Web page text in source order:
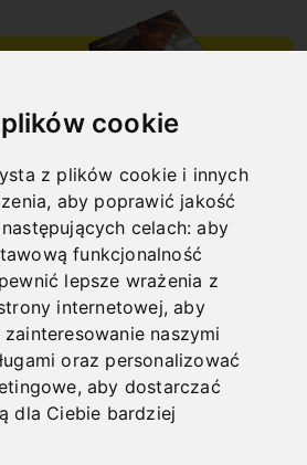
cookie
z plików cookie i innych
aby poprawić jakość
celach:aby
funkcjonalność
lepsze wrażenia z
internetowej,aby
naszymi
oraz personalizować
,aby dostarczać
dla Ciebie bardziej
PRODUCTS